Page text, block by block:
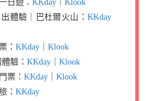
日遊： KKday
Klook
體驗｜巴杜爾火山： KKday
： KKday
Klook
驗： KKday
Klook
票： KKday
Klook
： KKday